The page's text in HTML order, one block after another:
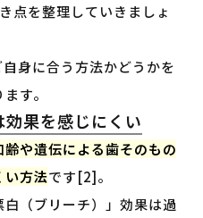
点を整理していきましょ
身に合う方法かどうかを
す。
果を感じにくい
齢や遺伝による歯そのもの
い方法です[2]。
（ブリーチ）」効果は過